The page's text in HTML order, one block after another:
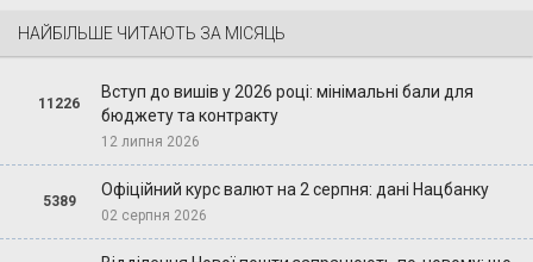
НАЙБІЛЬШЕ ЧИТАЮТЬ ЗА МІСЯЦЬ
11226
Вступ до вишів у 2026 році: мінімальні бали для
бюджету та контракту
12 липня 2026
5389
Офіційний курс валют на 2 серпня: дані Нацбанку
02 серпня 2026